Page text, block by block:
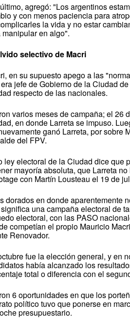
agregó: "Los argentinos
y con menos paciencia para
la vida y no estar
manipular en algo".
selectivo de Macri
en su supuesto apego a las
jefe de Gobierno de la Ciudad
respecto de las nacionales.
varios meses de campaña; el 26
en donde Larreta se impuso.
ganó Larreta, por sobre
del FPV.
ley electoral de la Ciudad dice que
mayoría absoluta, que Larreta
con Martín Lousteau el 19 de
dorados en donde aparentemente
una campaña electoral de
electoral, con las PASO
competían el propio Mauricio
Renovador.
fue la elección general, y en
había alcanzado los
total o diferencia con el
6 oportunidades en que los
político tuvo que ponerse en
presupuestario.